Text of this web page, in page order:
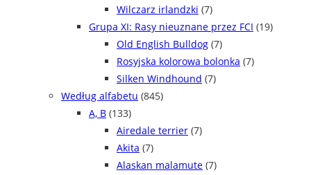
Wilczarz irlandzki (7)
Grupa XI: Rasy nieuznane przez FCI (19)
Old English Bulldog (7)
Rosyjska kolorowa bolonka (7)
Silken Windhound (7)
Według alfabetu (845)
A, B (133)
Airedale terrier (7)
Akita (7)
Alaskan malamute (7)